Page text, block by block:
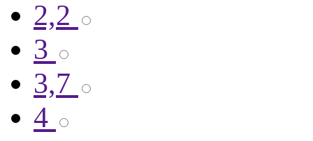
2,2
3
3,7
4